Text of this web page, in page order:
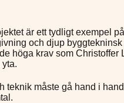
är ett tydligt exempel
och djup byggtekninsk
höga krav som Christoffer
teknik måste gå hand i